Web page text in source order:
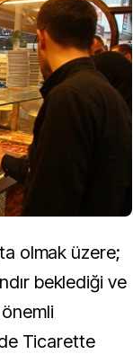
olmak üzere;
beklediği ve
Ticarette